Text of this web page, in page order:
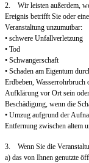
2. Wir leisten außerdem,
Ereignis betrifft Sie oder
Veranstaltung unzumutbar:
• schwere Unfallverletzung
• Tod
• Schwangerschaft
• Schaden am Eigentum
Erdbeben, Wasserrohrbruch
Aufklärung vor Ort sein
Beschädigung, wenn die
• Umzug aufgrund der
Entfernung zwischen altem
3. Wenn Sie die
a) das von Ihnen genutzte